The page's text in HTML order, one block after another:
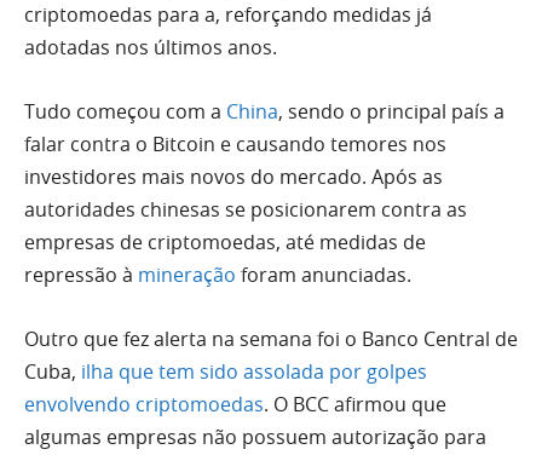
criptomoedas para a, reforçando medidas já
adotadas nos últimos anos.
Tudo começou com a China, sendo o principal país a
falar contra o Bitcoin e causando temores nos
investidores mais novos do mercado. Após as
autoridades chinesas se posicionarem contra as
empresas de criptomoedas, até medidas de
repressão à mineração foram anunciadas.
Outro que fez alerta na semana foi o Banco Central de
Cuba, ilha que tem sido assolada por golpes
envolvendo criptomoedas. O BCC afirmou que
algumas empresas não possuem autorização para